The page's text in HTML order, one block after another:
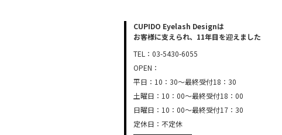
CUPIDO Eyelash Designは
お客様に支えられ、11年目を迎えました
TEL：03-5430-6055
OPEN：
平日：10：30～最終受付18：30
土曜日：10：00～最終受付18：00
日曜日：10：00～最終受付17：30
定休日：不定休